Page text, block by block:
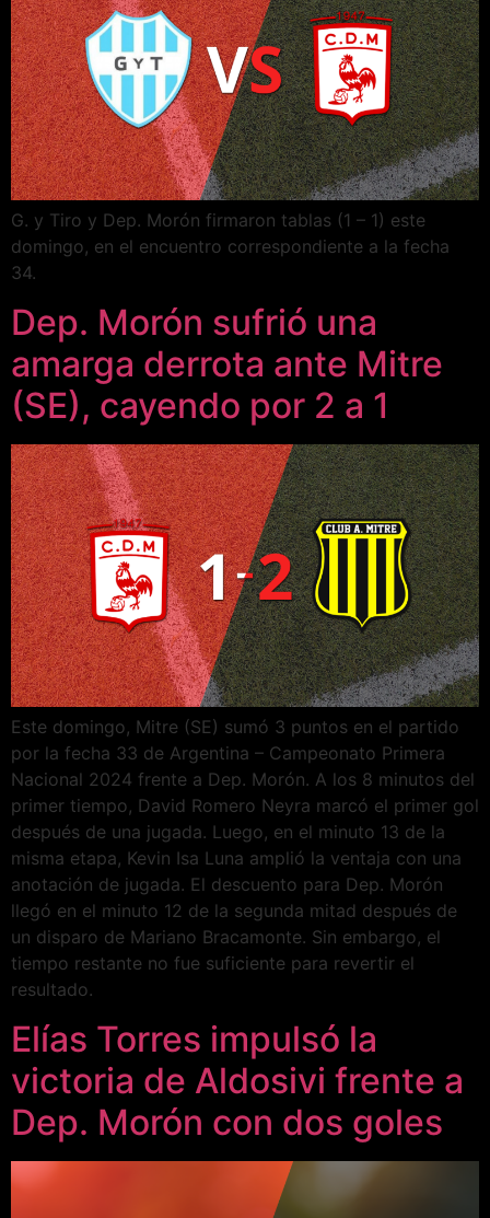
G. y Tiro y Dep. Morón firmaron tablas (1 – 1) este
domingo, en el encuentro correspondiente a la fecha
34.
Dep. Morón sufrió una
amarga derrota ante Mitre
(SE), cayendo por 2 a 1
Este domingo, Mitre (SE) sumó 3 puntos en el partido
por la fecha 33 de Argentina – Campeonato Primera
Nacional 2024 frente a Dep. Morón. A los 8 minutos del
primer tiempo, David Romero Neyra marcó el primer gol
después de una jugada. Luego, en el minuto 13 de la
misma etapa, Kevin Isa Luna amplió la ventaja con una
anotación de jugada. El descuento para Dep. Morón
llegó en el minuto 12 de la segunda mitad después de
un disparo de Mariano Bracamonte. Sin embargo, el
tiempo restante no fue suficiente para revertir el
resultado.
Elías Torres impulsó la
victoria de Aldosivi frente a
Dep. Morón con dos goles